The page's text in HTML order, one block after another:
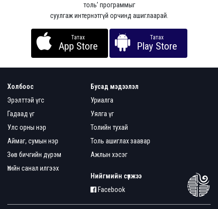
толь’ программыг
суулгаж интернэтгүй орчинд ашиглаарай.
Татах
App Store
Татах
Play Store
Холбоос
Эрэлттэй үгс
Гадаад үг
Улс орны нэр
Аймаг, сумын нэр
Зөв бичгийн дүрэм
Үгийн санал илгээх
Бусад мэдээлэл
Уриалга
Уялга үг
Толийн тухай
Толь ашиглах заавар
Ажлын хэсэг
Нийгмийн сүлжээ
Facebook